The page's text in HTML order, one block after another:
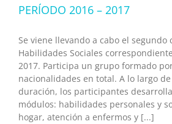
PERÍODO 2016 – 2017
Se viene llevando a cabo el segundo
Habilidades Sociales
2017. Participa un grupo formado
nacionalidades en total. A lo largo
duración, los participantes
módulos: habilidades personales y
hogar, atención a enfermos y [...]